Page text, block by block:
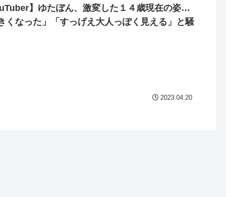
出した… 他
「本気で潰しにきてる」滝沢秀
】ゆたぼん、激変した１４歳現在の姿…
くなった」「すっげえ大人っぽく見える」と騒
2023.04.20